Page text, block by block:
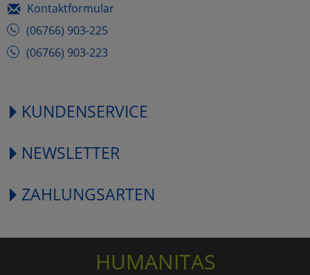
Kontaktformular
(06766) 903-225
(06766) 903-223
KUNDENSERVICE
NEWSLETTER
ZAHLUNGSARTEN
HUMANITAS